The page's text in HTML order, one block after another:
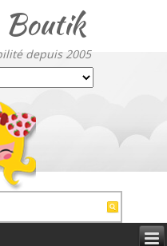
Boutik
depuis 2005